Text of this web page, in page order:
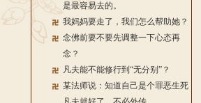
是最容易去的。
我妈妈要走了，我们怎么帮助她？
念佛前要不要先调整一下心态再
念？
凡夫能不能修行到“无分别”？
某法师说：知道自己是个罪恶生死